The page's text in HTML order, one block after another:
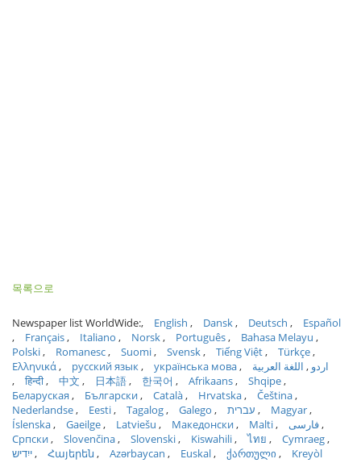
목록으로
Newspaper list WorldWide: English Dansk Deutsch
Español
Français
Italiano Norsk Português
Bahasa Melayu
Polski
Romanesc Suomi Svensk Tiếng Việt
Türkçe
Ελληνικά
русский язык українська мова اردو
اللغة العربية
हिन्दी
中文 日本語 한국어 Afrikaans
Shqipe
Беларуская
Български Català Hrvatska
Čeština
Nederlandse
Eesti Tagalog Galego עברית
Magyar
Íslenska
Gaeilge Latviešu Македонски Malti
فارسی
Српски
Slovenčina Slovenski Kiswahili ไทย
Cymraeg
ייִדיש
Հայերեն Azərbaycan Euskal ქართული
Kreyòl